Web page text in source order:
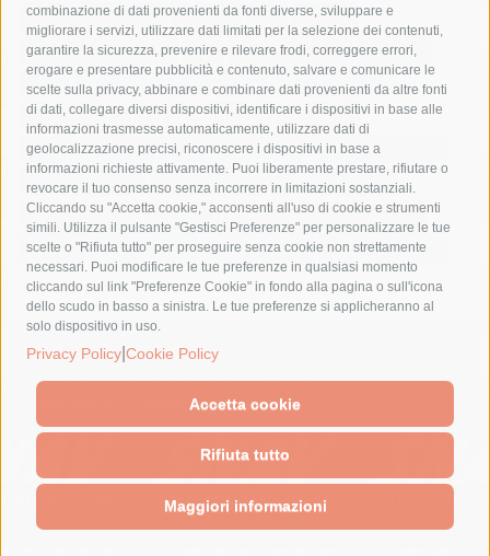
combinazione di dati provenienti da fonti diverse, sviluppare e
migliorare i servizi, utilizzare dati limitati per la selezione dei contenuti,
garantire la sicurezza, prevenire e rilevare frodi, correggere errori,
erogare e presentare pubblicità e contenuto, salvare e comunicare le
scelte sulla privacy, abbinare e combinare dati provenienti da altre fonti
di dati, collegare diversi dispositivi, identificare i dispositivi in base alle
informazioni trasmesse automaticamente, utilizzare dati di
geolocalizzazione precisi, riconoscere i dispositivi in base a
informazioni richieste attivamente. Puoi liberamente prestare, rifiutare o
revocare il tuo consenso senza incorrere in limitazioni sostanziali.
Cliccando su "Accetta cookie," acconsenti all'uso di cookie e strumenti
simili. Utilizza il pulsante "Gestisci Preferenze" per personalizzare le tue
scelte o "Rifiuta tutto" per proseguire senza cookie non strettamente
necessari. Puoi modificare le tue preferenze in qualsiasi momento
cliccando sul link "Preferenze Cookie" in fondo alla pagina o sull'icona
dello scudo in basso a sinistra. Le tue preferenze si applicheranno al
solo dispositivo in uso.
Privacy Policy Cookie Policy
Accetta cookie
Rifiuta tutto
Maggiori informazioni
costiera amalfitana
covid-19 eav
elezioni
fondazione sorrento
gori guardia costiera
incidente
lavori
lorenzo balducelli mare
massa lubrense
massimo coppola
Meta napoli
ordinanza
penisola sorrentina
piano di sorrento
polizia municipale
protezione civile
Regione Campania
sant'agnello
sindaco cuomo
sorrento studenti temporali
treni
turismo
Vico Equense villa fiorentino vincenzo de luca
© 2015 SorrentoPress. All rights reserved.
Il giornale online della Penisola Sorrentina
Cookie Policy